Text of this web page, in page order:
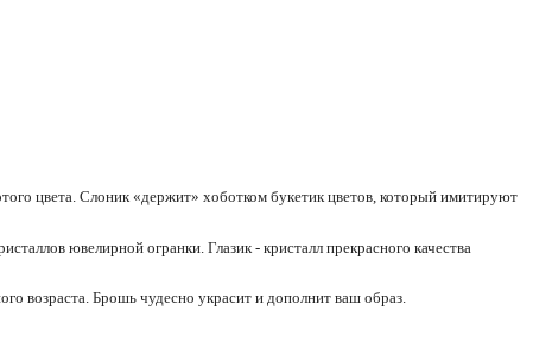
цвета. Слоник «держит» хоботком букетик цветов, который имитируют
ювелирной огранки. Глазик - кристалл прекрасного качества
возраста. Брошь чудесно украсит и дополнит ваш образ.